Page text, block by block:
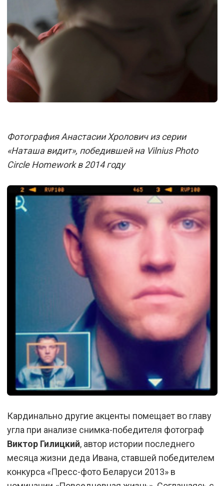
Фотография Анастасии Хролович из серии
«Наташа видит», победившей на Vilnius Photo
Circle Homework в 2014 году
Кардинально другие акценты помещает во главу
угла при анализе снимка-победителя фотограф
Виктор Гилицкий, автор истории последнего
месяца жизни деда Ивана, ставшей победителем
конкурса «Пресс-фото Беларуси 2013» в